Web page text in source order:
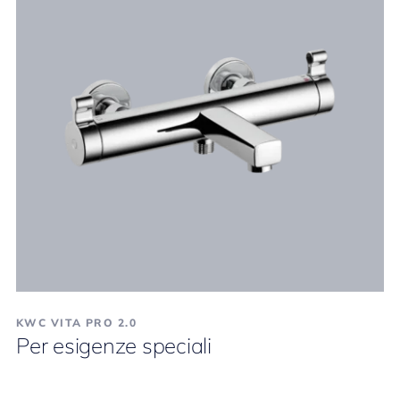
KWC VITA PRO 2.0
Per esigenze speciali